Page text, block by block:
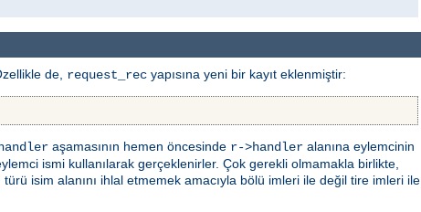
de, request_rec yapısına yeni bir kayıt eklenmiştir:
aşamasının hemen öncesinde r->handler alanına eylemcinin
ismi kullanılarak gerçeklenirler. Çok gerekli olmamakla birlikte,
isim alanını ihlal etmemek amacıyla bölü imleri ile değil tire imleri ile